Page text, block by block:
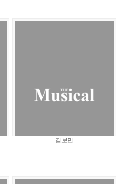
김보민